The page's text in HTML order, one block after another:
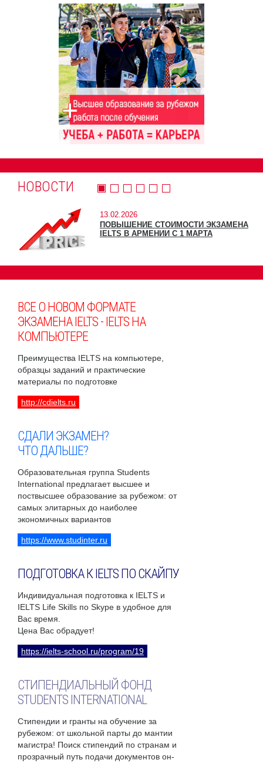
НОВОСТИ
13.02.2026
ПОВЫШЕНИЕ СТОИМОСТИ ЭКЗАМЕНА
IELTS В АРМЕНИИ С 1 МАРТА
ВСЕ О НОВОМ ФОРМАТЕ
ЭКЗАМЕНА IELTS - IELTS НА
КОМПЬЮТЕРЕ
Преимущества IELTS на компьютере,
образцы заданий и практические
материалы по подготовке
http://cdielts.ru
СДАЛИ ЭКЗАМЕН?
ЧТО ДАЛЬШЕ?
Образовательная группа Students
International предлагает высшее и
поствысшее образование за рубежом: от
самых элитарных до наиболее
экономичных вариантов
https://www.studinter.ru
ПОДГОТОВКА К IELTS ПО СКАЙПУ
Индивидуальная подготовка к IELTS и
IELTS Life Skills по Skype в удобное для
Вас время.
Цена Вас обрадует!
https://ielts-school.ru/program/19
СТИПЕНДИАЛЬНЫЙ ФОНД
STUDENTS INTERNATIONAL
Стипендии и гранты на обучение за
рубежом: от школьной парты до мантии
магистра! Поиск стипендий по странам и
прозрачный путь подачи документов он-